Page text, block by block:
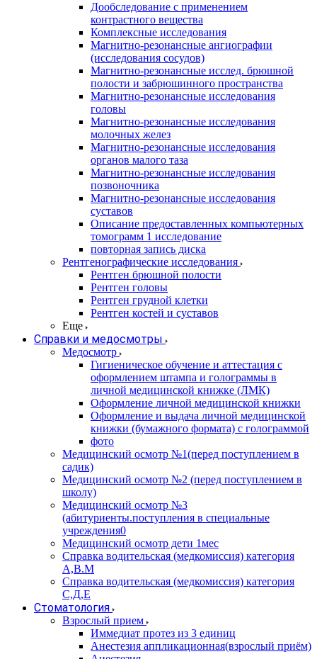
Дообследование с применением
контрастного вещества
Комплексные исследования
Магнитно-резонансные ангиографии
(исследования сосудов)
Магнитно-резонансные исслед. брюшной
полости и забрюшинного пространства
Магнитно-резонансные исследования
головы
Магнитно-резонансные исследования
молочных желез
Магнитно-резонансные исследования
органов малого таза
Магнитно-резонансные исследования
позвоночника
Магнитно-резонансные исследования
суставов
Описание предоставленных компьютерных
томограмм 1 исследование
повторная запись диска
Рентгенографические исследования
Рентген брюшной полости
Рентген головы
Рентген грудной клетки
Рентген костей и суставов
Еще
Справки и медосмотры
Медосмотр
Гигиеническое обучение и аттестация с
оформлением штампа и голограммы в
личной медицинской книжке (ЛМК)
Оформление личной медицинской книжки
Оформление и выдача личной медицинской
книжки (бумажного формата) с голограммой
фото
Медицинский осмотр №1(перед поступлением в
садик)
Медицинский осмотр №2 (перед поступлением в
школу)
Медицинский осмотр №3
(абитуриенты.поступления в специальные
учреждения0
Медицинский осмотр дети 1мес
Справка водительская (медкомиссия) категория
А,В.М
Справка водительская (медкомиссия) категория
С,Д,Е
Стоматология
Взрослый прием
Иммедиат протез из 3 единиц
Анестезия аппликационная(взрослый приём)